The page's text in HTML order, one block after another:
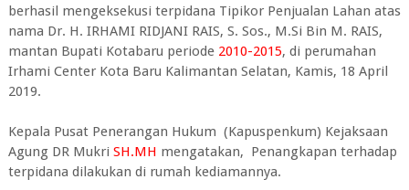
berhasil mengeksekusi terpidana Tipikor Penjualan Lahan atas
nama Dr. H. IRHAMI RIDJANI RAIS, S. Sos., M.Si Bin M. RAIS,
mantan Bupati Kotabaru periode 2010-2015, di perumahan
Irhami Center Kota Baru Kalimantan Selatan, Kamis, 18 April
2019.
Kepala Pusat Penerangan Hukum (Kapuspenkum) Kejaksaan
Agung DR Mukri SH.MH mengatakan, Penangkapan terhadap
terpidana dilakukan di rumah kediamannya.